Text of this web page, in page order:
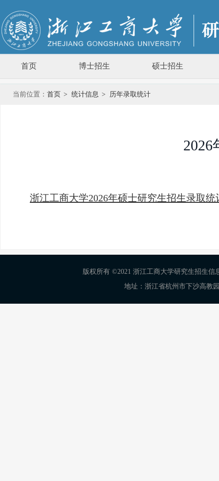
首页 博士招生 硕士招生
当前位置： 首页 > 统计信息 > 历年录取统计
浙江工商大学2026年硕士研究生招生录取统
版权所有 ©2021 浙江工商大学研究生招生信
地址：浙江省杭州市下沙高教